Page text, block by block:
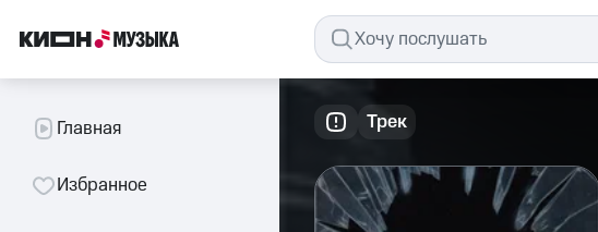
Главная
Избранное
Трек